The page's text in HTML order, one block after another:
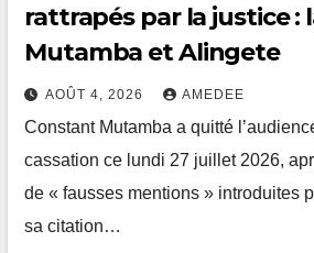
rattrapés par la justice :
Mutamba et Alingete
AOÛT 4, 2026 AMEDEE
Constant Mutamba a quitté
cassation ce lundi 27 juillet 2026,
de « fausses mentions » introduites
sa citation…